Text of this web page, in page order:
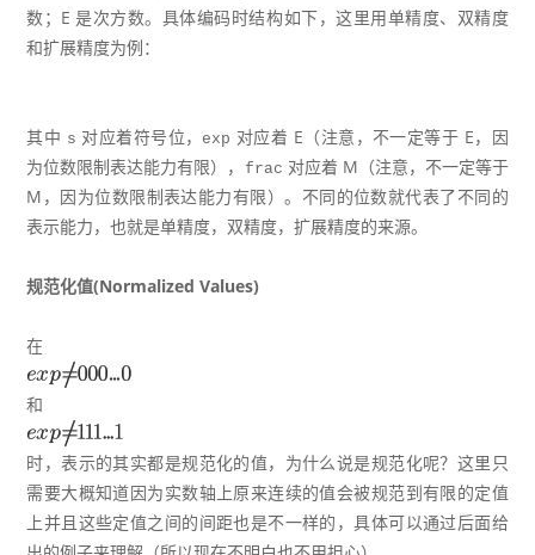
数；E 是次方数。具体编码时结构如下，这里用单精度、双精度
和扩展精度为例：
其中 s 对应着符号位， exp 对应着 E（注意，不一定等于 E，因
为位数限制表达能力有限），
frac 对应着 M（注意，不一定等于
M，因为位数限制表达能力有限）。不同的位数就代表了不同的
表示能力，也就是单精度，双精度，扩展精度的来源。
规范化值(Normalized Values)
在
和
时，表示的其实都是规范化的值，为什么说是规范化呢？这里只
需要大概知道因为实数轴上原来连续的值会被规范到有限的定值
上并且这些定值之间的间距也是不一样的，具体可以通过后面给